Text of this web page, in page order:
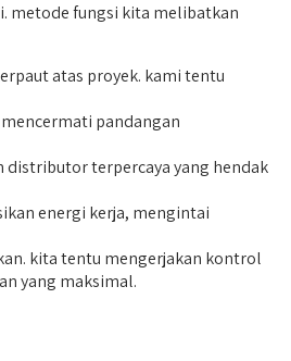
metode fungsi kita melibatkan
atas proyek. kami tentu
pandangan
terpercaya yang hendak
energi kerja, mengintai
kita tentu mengerjakan kontrol
yang maksimal.